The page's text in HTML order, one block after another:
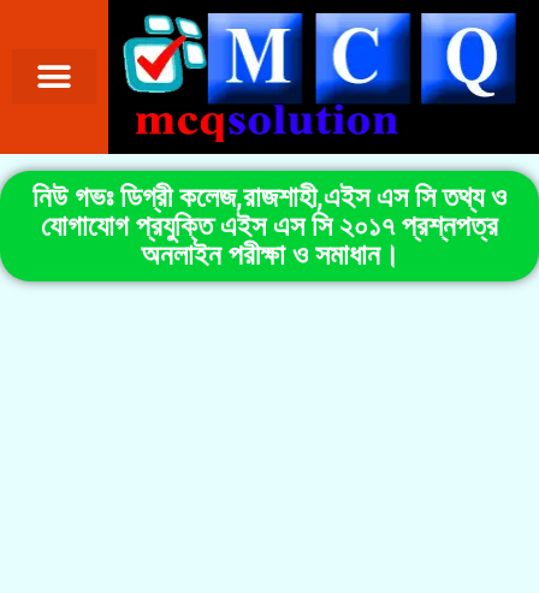
নিউ গভঃ ডিগ্রী কলেজ,রাজশাহী,এইস এস সি তথ্য ও
যোগাযোগ প্রযুক্তি এইস এস সি ২০১৭ প্রশ্নপত্র
অনলাইন পরীক্ষা ও সমাধান।